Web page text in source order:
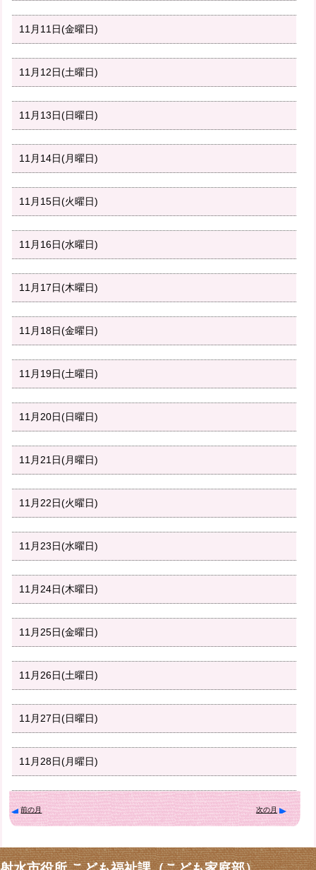
11月11日(金曜日)
11月12日(土曜日)
11月13日(日曜日)
11月14日(月曜日)
11月15日(火曜日)
11月16日(水曜日)
11月17日(木曜日)
11月18日(金曜日)
11月19日(土曜日)
11月20日(日曜日)
11月21日(月曜日)
11月22日(火曜日)
11月23日(水曜日)
11月24日(木曜日)
11月25日(金曜日)
11月26日(土曜日)
11月27日(日曜日)
11月28日(月曜日)
前の月 次の月